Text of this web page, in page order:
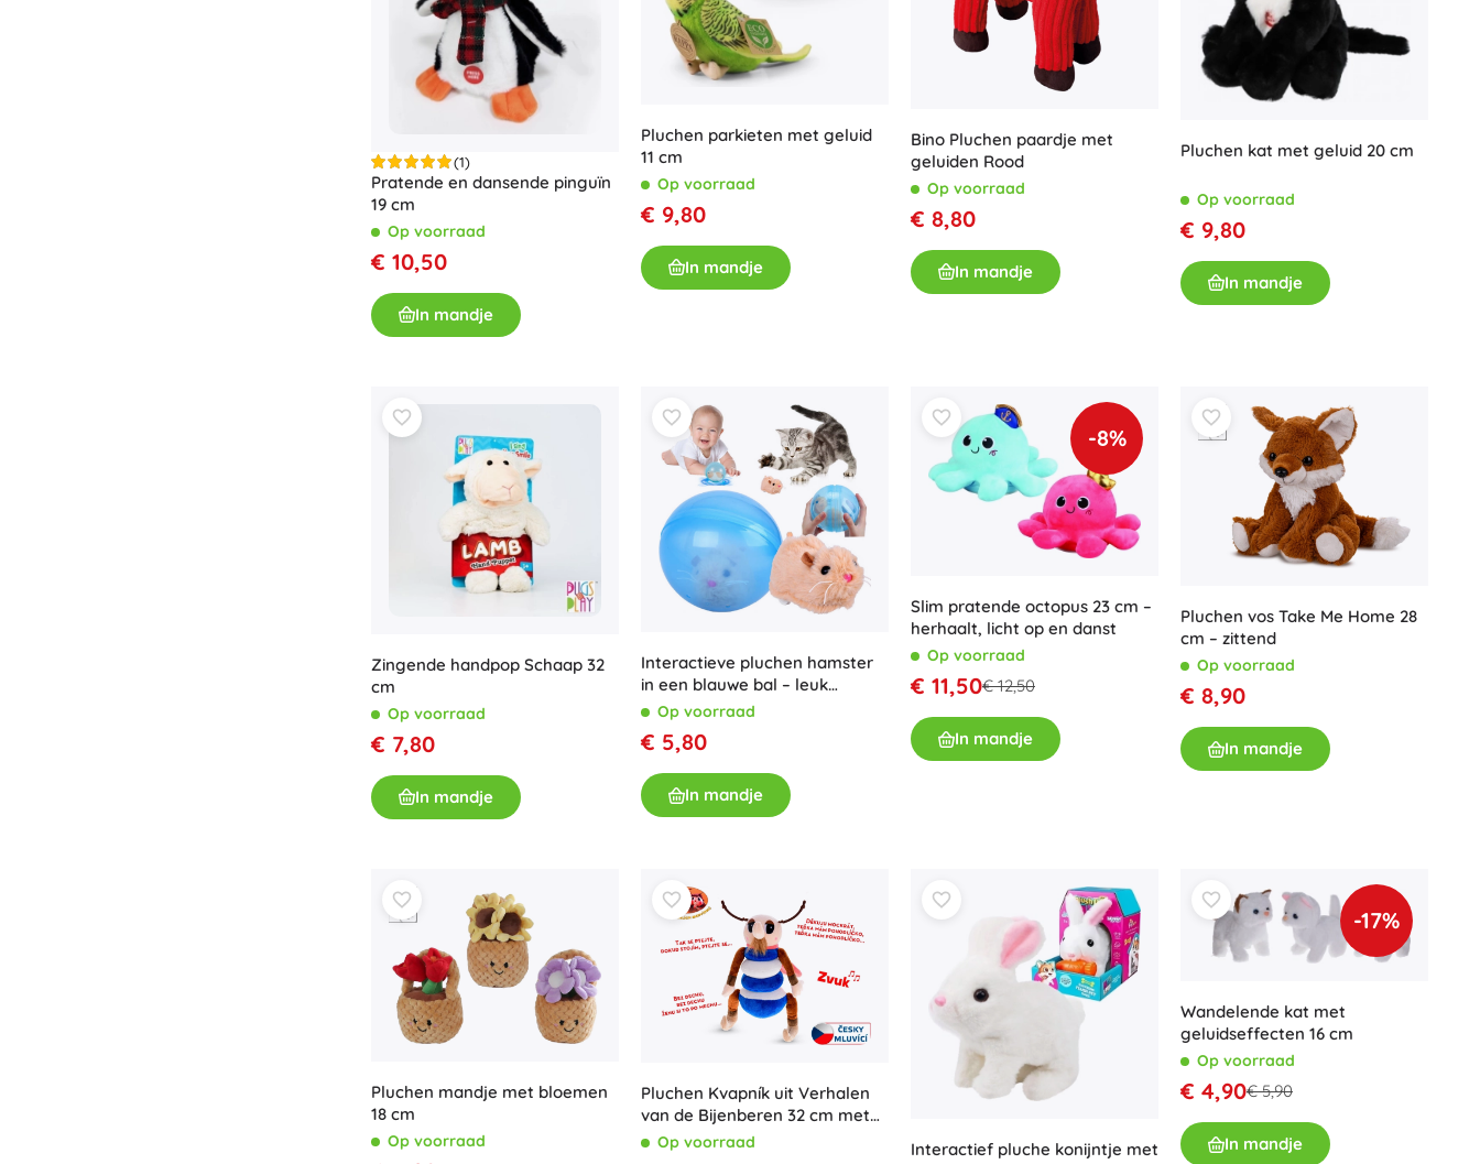
(1)
Pratende en dansende pinguïn
19 cm
Op voorraad
€ 10,50
In mandje
Pluchen parkieten met geluid
11 cm
Op voorraad
€ 9,80
In mandje
Bino Pluchen paardje met
geluiden Rood
Op voorraad
€ 8,80
In mandje
Pluchen kat met geluid 20 cm
Op voorraad
€ 9,80
In mandje
Zingende handpop Schaap 32
cm
Op voorraad
€ 7,80
In mandje
Interactieve pluchen hamster
in een blauwe bal – leuk
speelgoed voor kinderen en
huisdieren
Op voorraad
€ 5,80
In mandje
-8%
Slim pratende octopus 23 cm –
herhaalt, licht op en danst
Op voorraad
€ 11,50€ 12,50
In mandje
Pluchen vos Take Me Home 28
cm – zittend
Op voorraad
€ 8,90
In mandje
Pluchen mandje met bloemen
18 cm
Op voorraad
Pluchen Kvapník uit Verhalen
van de Bijenberen 32 cm met
geluid
Op voorraad
Interactief pluche konijntje met
-17%
Wandelende kat met
geluidseffecten 16 cm
Op voorraad
€ 4,90€ 5,90
In mandje